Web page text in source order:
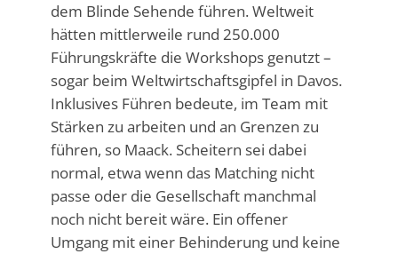
dem Blinde Sehende führen. Weltweit
hätten mittlerweile rund 250.000
Führungskräfte die Workshops genutzt –
sogar beim Weltwirtschaftsgipfel in Davos.
Inklusives Führen bedeute, im Team mit
Stärken zu arbeiten und an Grenzen zu
führen, so Maack. Scheitern sei dabei
normal, etwa wenn das Matching nicht
passe oder die Gesellschaft manchmal
noch nicht bereit wäre. Ein offener
Umgang mit einer Behinderung und keine